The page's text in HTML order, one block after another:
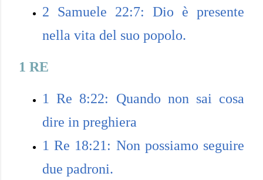
2 Samuele 22:7: Dio è presente
nella vita del suo popolo.
1 RE
1 Re 8:22: Quando non sai cosa
dire in preghiera
1 Re 18:21: Non possiamo seguire
due padroni.